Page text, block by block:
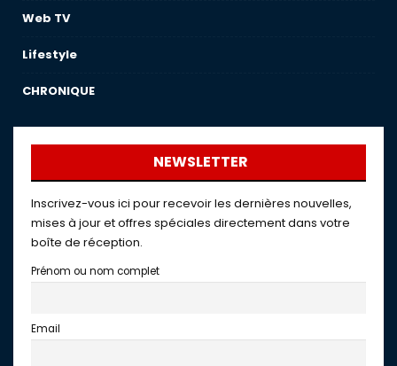
Web TV
Lifestyle
CHRONIQUE
NEWSLETTER
Inscrivez-vous ici pour recevoir les dernières nouvelles,
mises à jour et offres spéciales directement dans votre
boîte de réception.
Prénom ou nom complet
Email